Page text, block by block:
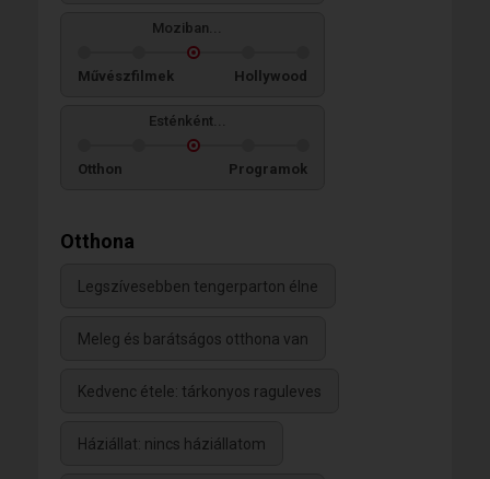
Moziban...
Művészfilmek Hollywood
Esténként...
Otthon Programok
Otthona
Legszívesebben tengerparton élne
Meleg és barátságos otthona van
Kedvenc étele: tárkonyos raguleves
Háziállat: nincs háziállatom